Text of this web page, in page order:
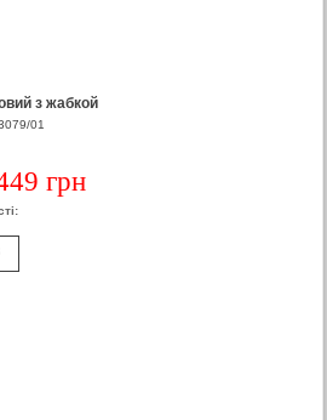
з жабкой
01
грн